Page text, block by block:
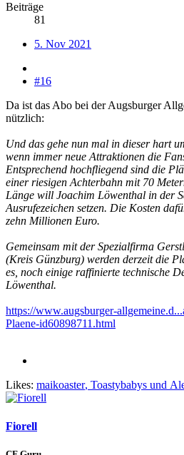
Beiträge
81
5. Nov 2021
#16
Da ist das Abo bei der Augsburger
nützlich:
Und das gehe nun mal in dieser hart
wenn immer neue Attraktionen die
Entsprechend hochfliegend sind die
einer riesigen Achterbahn mit 70
Länge will Joachim Löwenthal in der
Ausrufezeichen setzen. Die Kosten
zehn Millionen Euro.
Gemeinsam mit der Spezialfirma
(Kreis Günzburg) werden derzeit die
es, noch einige raffinierte technische
Löwenthal.
https://www.augsburger-
Plaene-id60898711.html
Likes: maikoaster, Toastybabys und
Fiorell